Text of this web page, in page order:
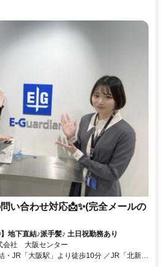
い合わせ対応📩✨(完全メールの
地下直結♪派手髪♪ 土日祝勤務あり
会社 大阪センター
・JR「大阪駅」より徒歩10分 ／JR「北新地